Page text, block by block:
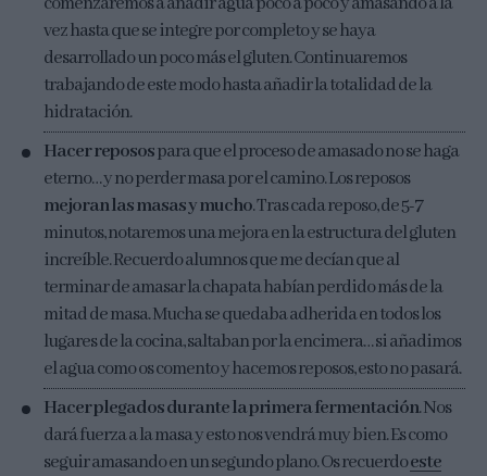
vez hasta que se integre por completo y se haya
desarrollado un poco más el gluten. Continuaremos
trabajando de este modo hasta añadir la totalidad de la
hidratación.
Hacer reposospara que el proceso de amasado no se haga
eterno… y no perder masa por el camino. Los reposos
mejoran las masas y mucho. Tras cada reposo, de 5-7
minutos, notaremos una mejora en la estructura del gluten
increíble. Recuerdo alumnos que me decían que al
terminar de amasar la chapata habían perdido más de la
mitad de masa. Mucha se quedaba adherida en todos los
lugares de la cocina, saltaban por la encimera… si añadimos
el agua como os comento y hacemos reposos, esto no pasará.
Hacer plegados durante la primera fermentación. Nos
dará fuerza a la masa y esto nos vendrá muy bien. Es como
seguir amasando en un segundo plano. Os recuerdoeste